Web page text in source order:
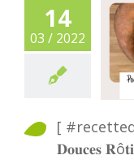
14
03 / 2022
[
𝐃𝐨𝐮𝐜𝐞𝐬